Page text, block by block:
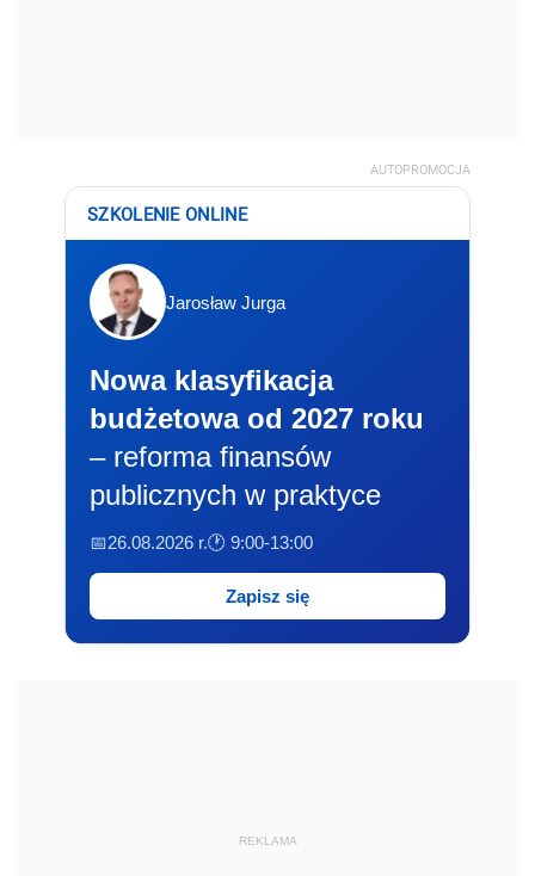
AUTOPROMOCJA
SZKOLENIE ONLINE
Jarosław Jurga
Nowa klasyfikacja
budżetowa od 2027 roku
– reforma finansów
publicznych w praktyce
📅26.08.2026 r.🕐 9:00-13:00
Zapisz się
REKLAMA